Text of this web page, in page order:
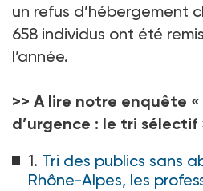
un refus d’hébergement
658 individus ont été
l’année.
>> A lire notre enquête
d’urgence : le tri sélectif
1. Tri des publics sans
Rhône-Alpes, les